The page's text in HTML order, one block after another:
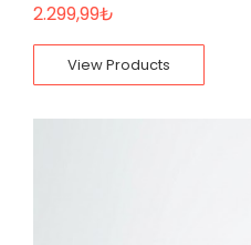
2.299,99₺
View Products